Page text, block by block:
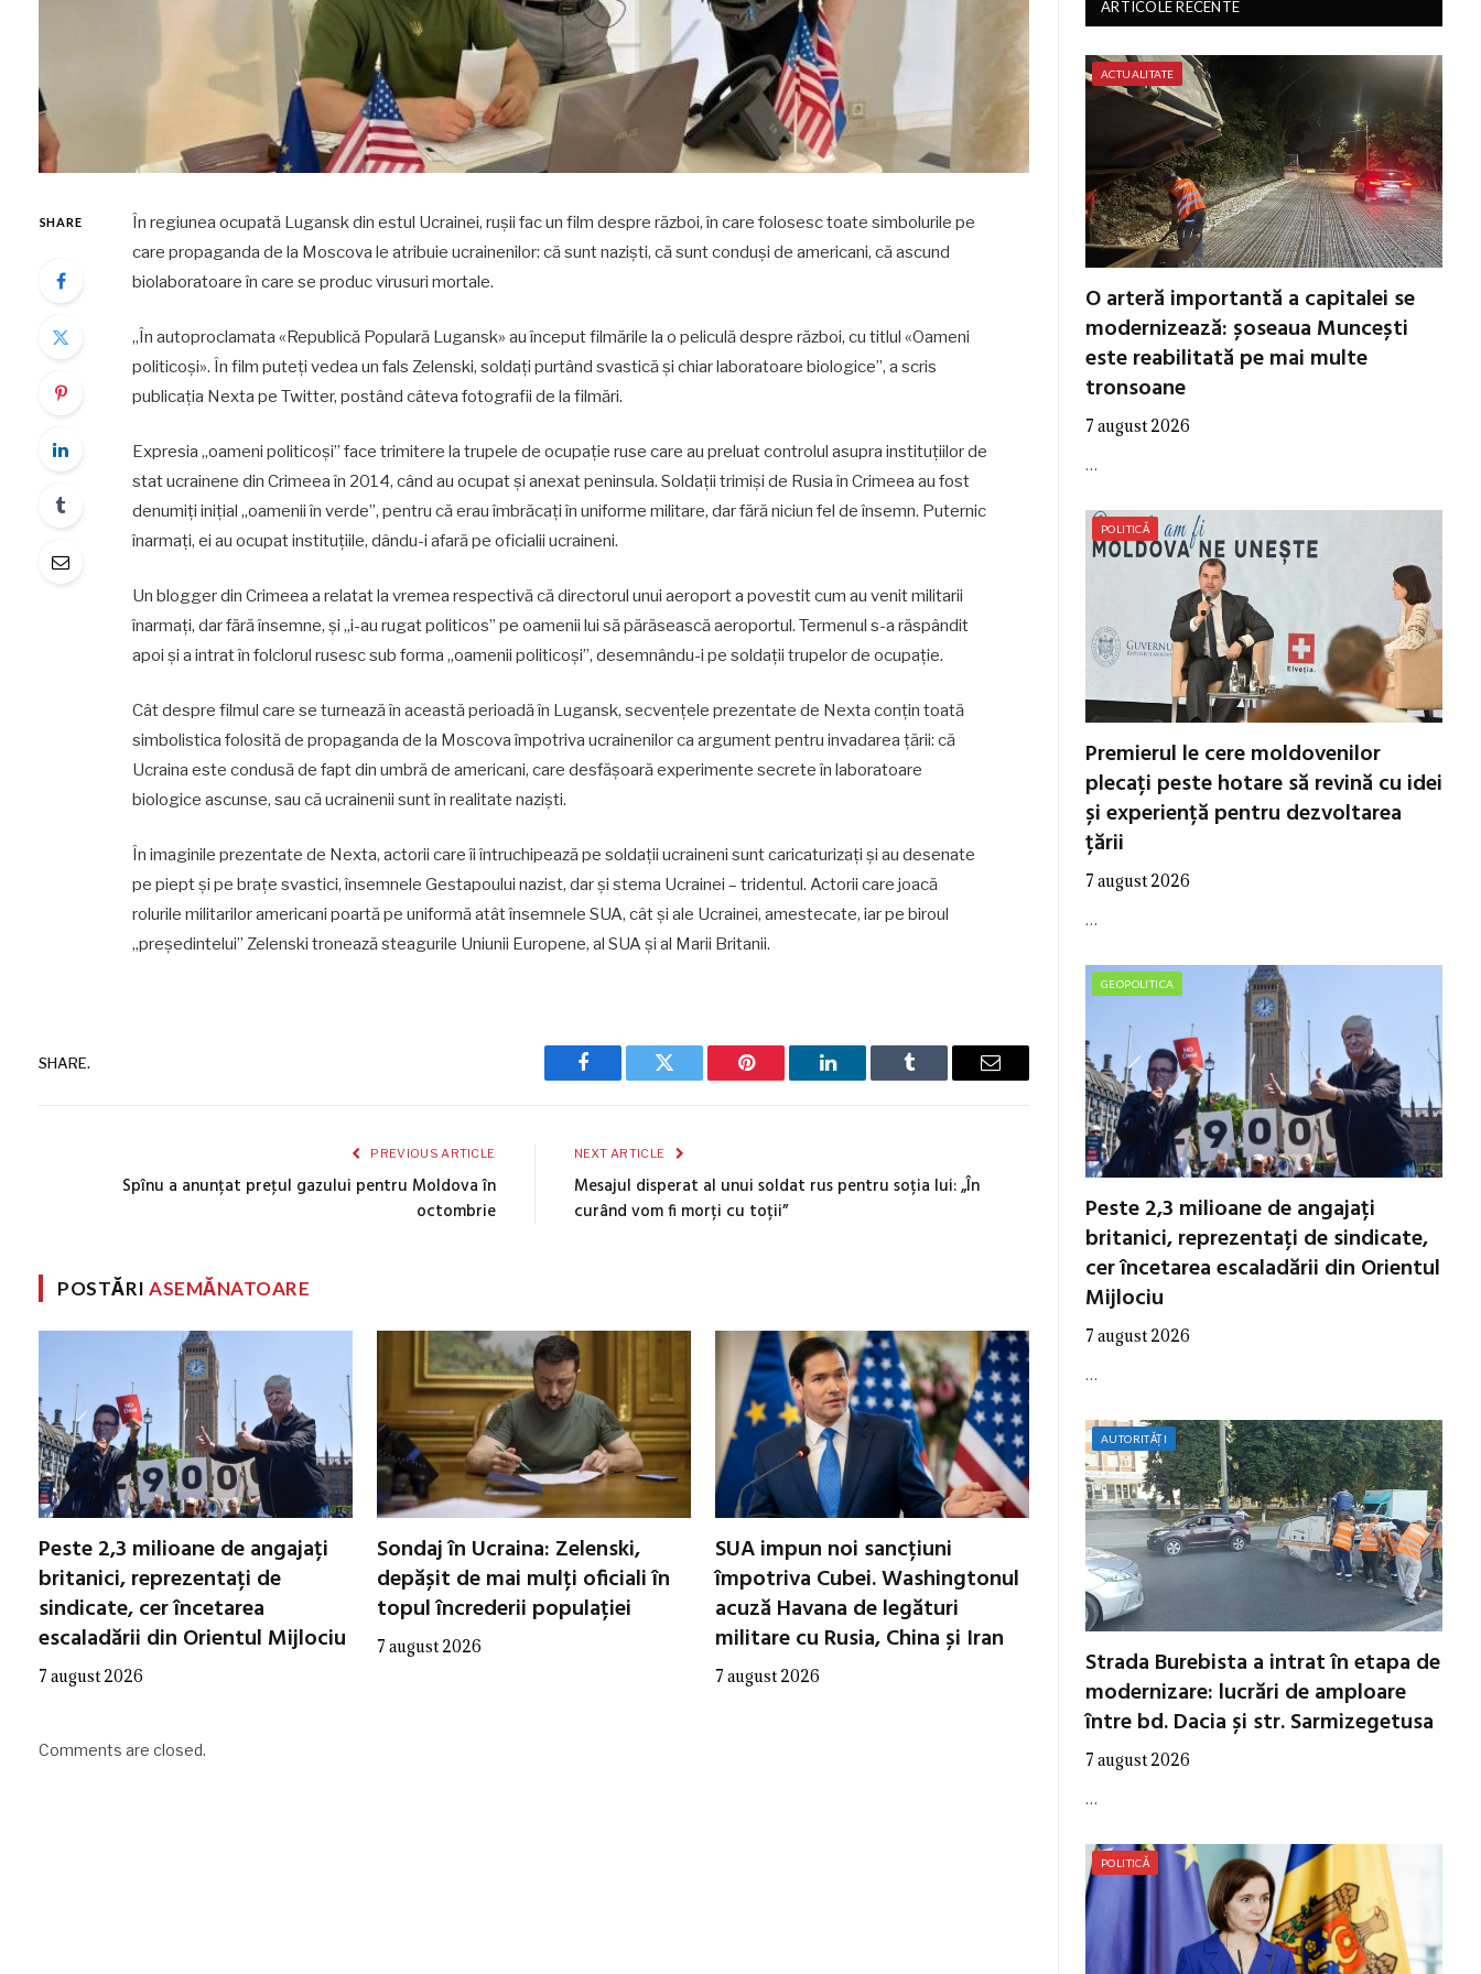
SHARE
În regiunea ocupată Lugansk din estul Ucrainei, rușii fac un film despre război, în care folosesc toate simbolurile pe
care propaganda de la Moscova le atribuie ucrainenilor: că sunt naziști, că sunt conduși de americani, că ascund
biolaboratoare în care se produc virusuri mortale.
„În autoproclamata «Republică Populară Lugansk» au început filmările la o peliculă despre război, cu titlul «Oameni
politicoși». În film puteți vedea un fals Zelenski, soldați purtând svastică și chiar laboratoare biologice”, a scris
publicația Nexta pe Twitter, postând câteva fotografii de la filmări.
Expresia „oameni politicoși” face trimitere la trupele de ocupație ruse care au preluat controlul asupra instituțiilor de
stat ucrainene din Crimeea în 2014, când au ocupat și anexat peninsula. Soldații trimiși de Rusia în Crimeea au fost
denumiți inițial „oamenii în verde”, pentru că erau îmbrăcați în uniforme militare, dar fără niciun fel de însemn. Puternic
înarmați, ei au ocupat instituțiile, dându-i afară pe oficialii ucraineni.
Un blogger din Crimeea a relatat la vremea respectivă că directorul unui aeroport a povestit cum au venit militarii
înarmați, dar fără însemne, și „i-au rugat politicos” pe oamenii lui să părăsească aeroportul. Termenul s-a răspândit
apoi și a intrat în folclorul rusesc sub forma „oamenii politicoși”, desemnându-i pe soldații trupelor de ocupație.
Cât despre filmul care se turnează în această perioadă în Lugansk, secvențele prezentate de Nexta conțin toată
simbolistica folosită de propaganda de la Moscova împotriva ucrainenilor ca argument pentru invadarea țării: că
Ucraina este condusă de fapt din umbră de americani, care desfășoară experimente secrete în laboratoare
biologice ascunse, sau că ucrainenii sunt în realitate naziști.
În imaginile prezentate de Nexta, actorii care îi întruchipează pe soldații ucraineni sunt caricaturizați și au desenate
pe piept și pe brațe svastici, însemnele Gestapoului nazist, dar și stema Ucrainei – tridentul. Actorii care joacă
rolurile militarilor americani poartă pe uniformă atât însemnele SUA, cât și ale Ucrainei, amestecate, iar pe biroul
„președintelui” Zelenski tronează steagurile Uniunii Europene, al SUA și al Marii Britanii.
SHARE.
Facebook Twitter Pinterest LinkedIn Tumblr Email
PREVIOUS ARTICLE
Spînu a anunțat preţul gazului pentru Moldova în
octombrie
NEXT ARTICLE
Mesajul disperat al unui soldat rus pentru soția lui: „În
curând vom fi morți cu toții”
POSTĂRIASEMĂNATOARE
Peste 2,3 milioane de angajați
britanici, reprezentați de
sindicate, cer încetarea
escaladării din Orientul Mijlociu
7 august 2026
Sondaj în Ucraina: Zelenski,
depășit de mai mulți oficiali în
topul încrederii populației
7 august 2026
SUA impun noi sancțiuni
împotriva Cubei. Washingtonul
acuză Havana de legături
militare cu Rusia, China și Iran
7 august 2026
Comments are closed.
ARTICOLE RECENTE
ACTUALITATE
O arteră importantă a capitalei se
modernizează: șoseaua Muncești
este reabilitată pe mai multe
tronsoane
7 august 2026
…
POLITICĂ
Premierul le cere moldovenilor
plecați peste hotare să revină cu idei
și experiență pentru dezvoltarea
țării
7 august 2026
…
GEOPOLITICA
Peste 2,3 milioane de angajați
britanici, reprezentați de sindicate,
cer încetarea escaladării din Orientul
Mijlociu
7 august 2026
…
AUTORITĂȚI
Strada Burebista a intrat în etapa de
modernizare: lucrări de amploare
între bd. Dacia și str. Sarmizegetusa
7 august 2026
…
POLITICĂ